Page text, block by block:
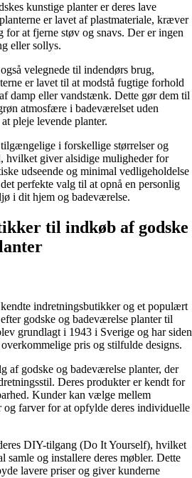
kunstige planter er deres lave
er lavet af plastmateriale, kræver
at fjerne støv og snavs. Der er ingen
eller sollys.
velegnede til indendørs brug,
er lavet til at modstå fugtige forhold
damp eller vandstænk. Dette gør dem til
atmosfære i badeværelset uden
pleje levende planter.
i forskellige størrelser og
hvilket giver alsidige muligheder for
udseende og minimal vedligeholdelse
perfekte valg til at opnå en personlig
i dit hjem og badeværelse.
til indkøb af godske
indretningsbutikker og et populært
godske og badeværelse planter til
grundlagt i 1943 i Sverige og har siden
pris og stilfulde designs.
af godske og badeværelse planter, der
Deres produkter er kendt for
Kunder kan vælge mellem
og farver for at opfylde deres individuelle
DIY-tilgang (Do It Yourself), hvilket
samle og installere deres møbler. Dette
lavere priser og giver kunderne